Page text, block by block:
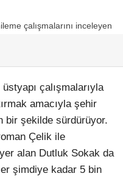
çalışmalarıyla
amacıyla şehir
bir şekilde sürdürüyor.
Çelik ile
alan Dutluk Sokak da
şimdiye kadar 5 bin